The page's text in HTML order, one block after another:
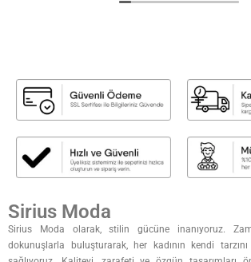
Sirius Moda
Sirius Moda olarak, stilin gücüne inanıyoruz.
dokunuşlarla buluşturarak, her kadının kendi tarzını